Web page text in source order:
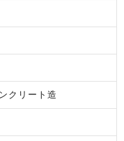
クリート造